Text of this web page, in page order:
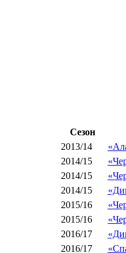
Сезон
2013/14
2014/15
2014/15
2014/15
2015/16
2015/16
2016/17
2016/17